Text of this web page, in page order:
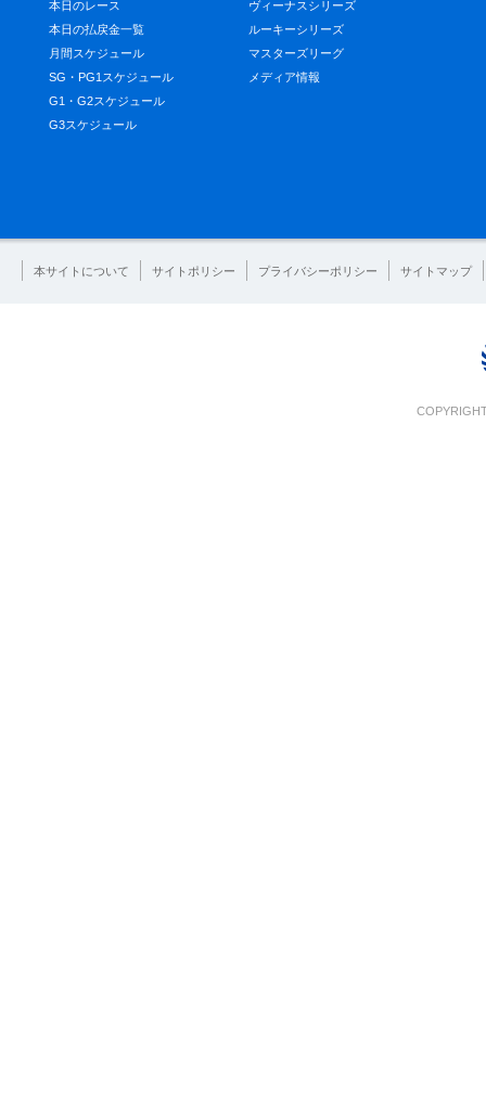
本日のレース
本日の払戻金一覧
月間スケジュール
SG・PG1スケジュール
G1・G2スケジュール
G3スケジュール
ヴィーナスシリーズ
ルーキーシリーズ
マスターズリーグ
メディア情報
本サイトについて サイトポリシー プライバシーポリシー サイトマップ